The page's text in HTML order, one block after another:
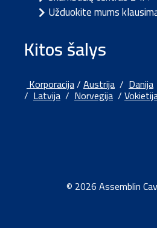
Užduokite mums
Kitos šalys
Korporacija/Austrija / Danija
/ Latvija / Norvegija /
© 2026 Assemblin